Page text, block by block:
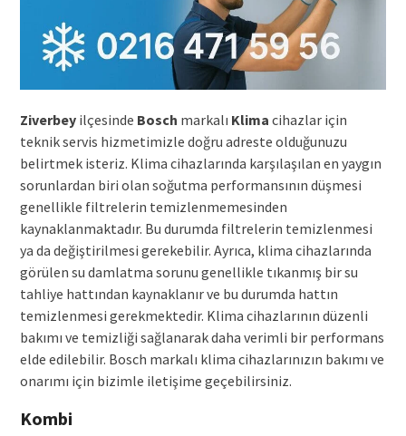
Ziverbeyilçesinde Bosch markalı Klima cihazlar için
teknik servis hizmetimizle doğru adreste olduğunuzu
belirtmek isteriz. Klima cihazlarında karşılaşılan en yaygın
sorunlardan biri olan soğutma performansının düşmesi
genellikle filtrelerin temizlenmemesinden
kaynaklanmaktadır. Bu durumda filtrelerin temizlenmesi
ya da değiştirilmesi gerekebilir. Ayrıca, klima cihazlarında
görülen su damlatma sorunu genellikle tıkanmış bir su
tahliye hattından kaynaklanır ve bu durumda hattın
temizlenmesi gerekmektedir. Klima cihazlarının düzenli
bakımı ve temizliği sağlanarak daha verimli bir performans
elde edilebilir. Bosch markalı klima cihazlarınızın bakımı ve
onarımı için bizimle iletişime geçebilirsiniz.
Kombi